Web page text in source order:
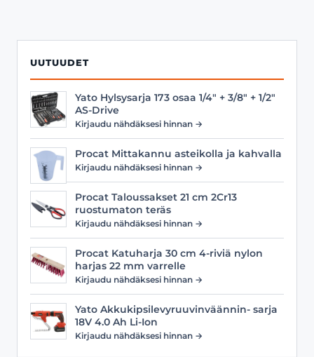
UUTUUDET
Yato Hylsysarja 173 osaa 1/4" + 3/8" + 1/2"
AS-Drive
Kirjaudu nähdäksesi hinnan →
Procat Mittakannu asteikolla ja kahvalla
Kirjaudu nähdäksesi hinnan →
Procat Taloussakset 21 cm 2Cr13
ruostumaton teräs
Kirjaudu nähdäksesi hinnan →
Procat Katuharja 30 cm 4-riviä nylon
harjas 22 mm varrelle
Kirjaudu nähdäksesi hinnan →
Yato Akkukipsilevyruuvinväännin- sarja
18V 4.0 Ah Li-Ion
Kirjaudu nähdäksesi hinnan →